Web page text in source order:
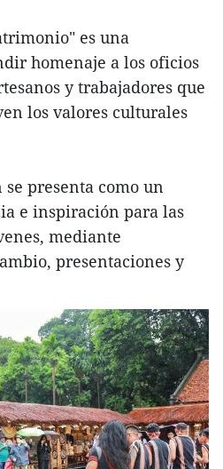
es una
homenaje a los oficios
y trabajadores que
los valores culturales
presenta como un
e inspiración para las
mediante
presentaciones y